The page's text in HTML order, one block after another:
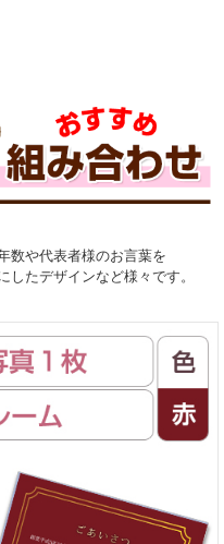
数や代表者様のお言葉を
したデザインなど様々です。